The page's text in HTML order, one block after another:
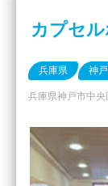
カプセ
兵庫県 神
兵庫県神戸市中央